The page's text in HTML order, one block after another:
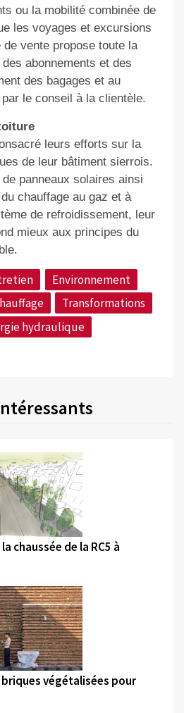
ou la mobilité combinée de
les voyages et excursions
vente propose toute la
abonnements et des
des bagages et au
le conseil à la clientèle.
leurs efforts sur la
de leur bâtiment sierrois.
panneaux solaires ainsi
chauffage au gaz et à
de refroidissement, leur
mieux aux principes du
Environnement
Transformations
hydraulique
chaussée de la RC5 à
végétalisées pour